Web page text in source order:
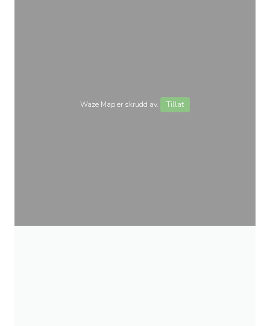
Waze Map er skrudd av. Tillat